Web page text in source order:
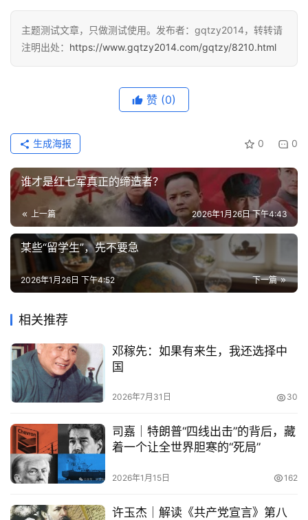
主题测试文章，只做测试使用。发布者：gqtzy2014，转转请
注明出处： https://www.gqtzy2014.com/gqtzy/8210.html
赞 (0)
0 0
生成海报
谁才是红七军真正的缔造者？
上一篇 2026年1月26日 下午4:43
某些“留学生”，先不要急
下一篇
2026年1月26日 下午4:52
相关推荐
邓稼先：如果有来生，我还选择中
国
2026年7月31日 30
司嘉｜特朗普“四线出击”的背后，藏
着一个让全世界胆寒的“死局”
2026年1月15日 162
许玉杰｜解读《共产党宣言》第八